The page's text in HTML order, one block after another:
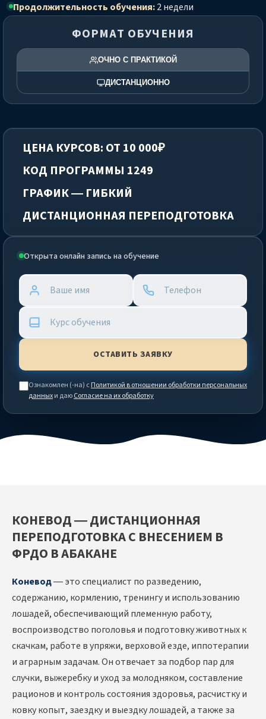
Продолжительность обучения:2 недели
Открыта онлайн запись на обучение
Ознакомлен (-на) сПолитикой в отношении обработки персональных
данныхи даюСогласие на их обработку
ФОРМАТ ОБУЧЕНИЯ
ОЧНО С ПРАКТИКОЙ
ДИСТАНЦИОННО
ЦЕНА КУРСОВ: ОТ 10 000₽
КОД ПРОГРАММЫ 1249
ГРАФИК — ГИБКИЙ
ДИСТАНЦИОННАЯ ПЕРЕПОДГОТОВКА
КОНЕВОД — ДИСТАНЦИОННАЯ
ПЕРЕПОДГОТОВКА С ВНЕСЕНИЕМ В
ФРДО В АБАКАНЕ
Коневод— это специалист по разведению,
содержанию, кормлению, тренингу и использованию
лошадей, обеспечивающий племенную работу,
воспроизводство поголовья и подготовку животных к
скачкам, работе в упряжи, верховой езде, иппотерапии
и аграрным задачам. Он отвечает за подбор пар для
случки, выжеребку и уход за молодняком, составление
рационов и контроль состояния здоровья, расчистку и
ковку копыт, заездку и выездку лошадей, а также за